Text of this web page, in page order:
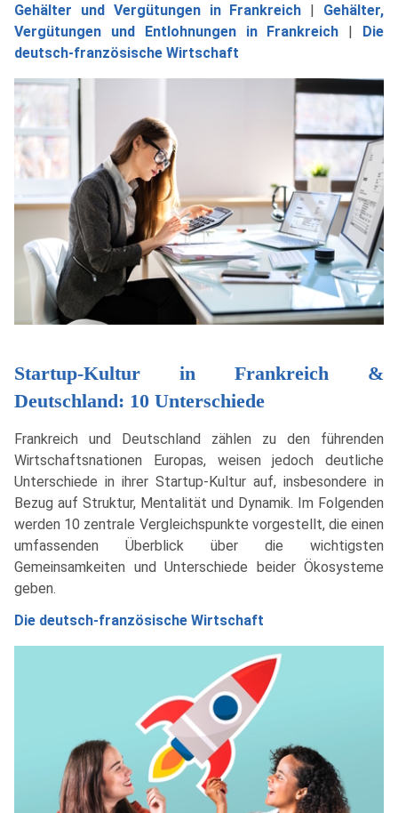
Gehälter und Vergütungen in Frankreich | Gehälter,
Vergütungen und Entlohnungen in Frankreich | Die
deutsch-französische Wirtschaft
Startup-Kultur in Frankreich &
Deutschland: 10 Unterschiede
Frankreich und Deutschland zählen zu den führenden
Wirtschaftsnationen Europas, weisen jedoch deutliche
Unterschiede in ihrer Startup-Kultur auf, insbesondere in
Bezug auf Struktur, Mentalität und Dynamik. Im Folgenden
werden 10 zentrale Vergleichspunkte vorgestellt, die einen
umfassenden Überblick über die wichtigsten
Gemeinsamkeiten und Unterschiede beider Ökosysteme
geben.
Die deutsch-französische Wirtschaft